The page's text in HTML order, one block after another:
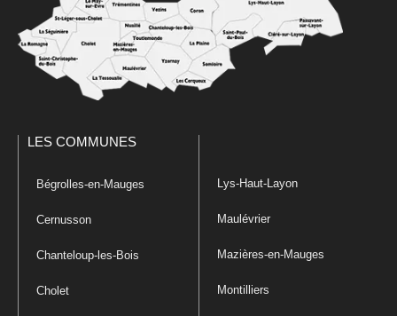
LES COMMUNES
Bégrolles-en-Mauges
Cernusson
Chanteloup-les-Bois
Cholet
Lys-Haut-Layon
Maulévrier
Mazières-en-Mauges
Montilliers